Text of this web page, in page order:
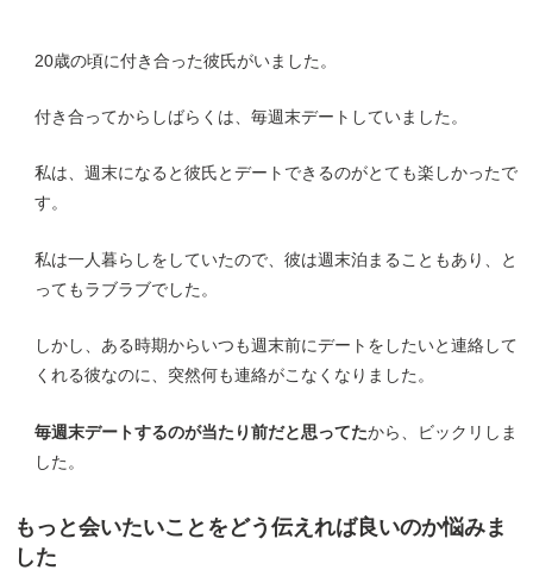
20歳の頃に付き合った彼氏がいました。
付き合ってからしばらくは、毎週末デートしていました。
私は、週末になると彼氏とデートできるのがとても楽しかったで
す。
私は一人暮らしをしていたので、彼は週末泊まることもあり、と
ってもラブラブでした。
しかし、ある時期からいつも週末前にデートをしたいと連絡して
くれる彼なのに、突然何も連絡がこなくなりました。
毎週末デートするのが当たり前だと思ってたから、ビックリしま
した。
もっと会いたいことをどう伝えれば良いのか悩みま
した